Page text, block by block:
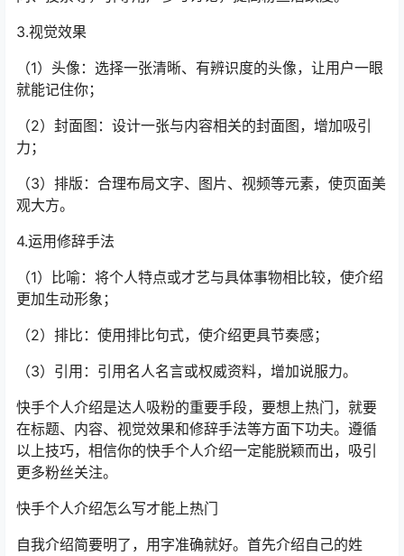
3.视觉效果
（1）头像：选择一张清晰、有辨识度的头像，让用户一眼
就能记住你；
（2）封面图：设计一张与内容相关的封面图，增加吸引
力；
（3）排版：合理布局文字、图片、视频等元素，使页面美
观大方。
4.运用修辞手法
（1）比喻：将个人特点或才艺与具体事物相比较，使介绍
更加生动形象；
（2）排比：使用排比句式，使介绍更具节奏感；
（3）引用：引用名人名言或权威资料，增加说服力。
快手个人介绍是达人吸粉的重要手段，要想上热门，就要
在标题、内容、视觉效果和修辞手法等方面下功夫。遵循
以上技巧，相信你的快手个人介绍一定能脱颖而出，吸引
更多粉丝关注。
快手个人介绍怎么写才能上热门
自我介绍简要明了，用字准确就好。首先介绍自己的姓